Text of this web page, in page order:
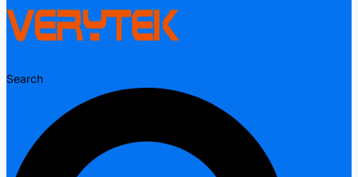
Search